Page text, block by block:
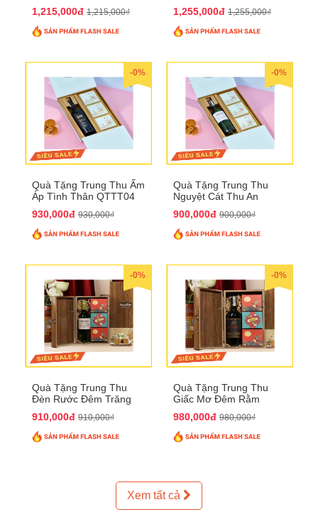
1,215,000đ 1,215,000₫ 1,255,000đ 1,255,000₫
-0%
Quà Tặng Trung Thu Ấm
Áp Tình Thân QTTT04
930,000đ 930,000₫
-0%
Quà Tặng Trung Thu
Nguyệt Cát Thu An
900,000đ 900,000₫
-0%
Quà Tặng Trung Thu
Đèn Rước Đêm Trăng
910,000đ 910,000₫
-0%
Quà Tặng Trung Thu
Giấc Mơ Đêm Rằm
980,000đ 980,000₫
Xem tất cả